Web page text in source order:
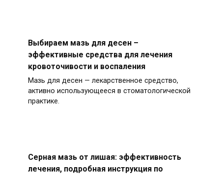
Выбираем мазь для десен –
эффективные средства для лечения
кровоточивости и воспаления
Мазь для десен — лекарственное средство,
активно использующееся в стоматологической
практике.
Серная мазь от лишая: эффективность
лечения, подробная инструкция по